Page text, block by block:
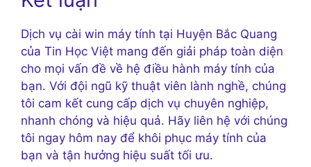
Dịch vụ cài win máy tính tại Huyện Bắc Quang
của Tin Học Việt mang đến giải pháp toàn diện
cho mọi vấn đề về hệ điều hành máy tính của
bạn. Với đội ngũ kỹ thuật viên lành nghề, chúng
tôi cam kết cung cấp dịch vụ chuyên nghiệp,
nhanh chóng và hiệu quả. Hãy liên hệ với chúng
tôi ngay hôm nay để khôi phục máy tính của
bạn và tận hưởng hiệu suất tối ưu.